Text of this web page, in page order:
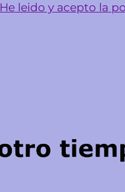
He leido y acepto la